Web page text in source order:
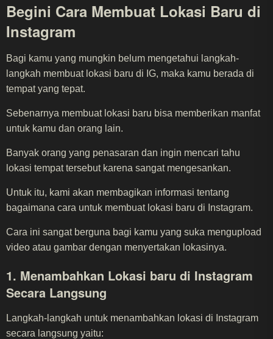
Begini Cara Membuat Lokasi Baru di
Instagram
Bagi kamu yang mungkin belum mengetahui langkah-
langkah membuat lokasi baru di IG, maka kamu berada di
tempat yang tepat.
Sebenarnya membuat lokasi baru bisa memberikan manfat
untuk kamu dan orang lain.
Banyak orang yang penasaran dan ingin mencari tahu
lokasi tempat tersebut karena sangat mengesankan.
Untuk itu, kami akan membagikan informasi tentang
bagaimana cara untuk membuat lokasi baru di Instagram.
Cara ini sangat berguna bagi kamu yang suka mengupload
video atau gambar dengan menyertakan lokasinya.
1. Menambahkan Lokasi baru di Instagram
Secara Langsung
Langkah-langkah untuk menambahkan lokasi di Instagram
secara langsung yaitu: